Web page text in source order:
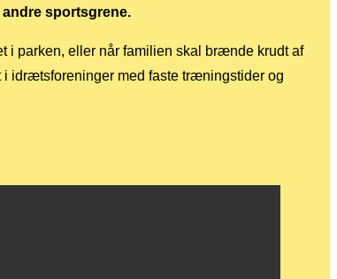
sportsgrene.
i parken, eller når familien skal brænde krudt af
idrætsforeninger med faste træningstider og